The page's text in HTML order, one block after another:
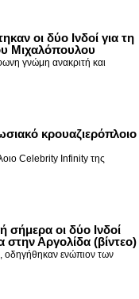
οι δύο Ινδοί για τη
Μιχαλόπουλου
γνώμη ανακριτή και
κρουαζιερόπλοιο
Celebrity Infinity της
σήμερα οι δύο Ινδοί
στην Αργολίδα (βίντεο)
ενώπιον των